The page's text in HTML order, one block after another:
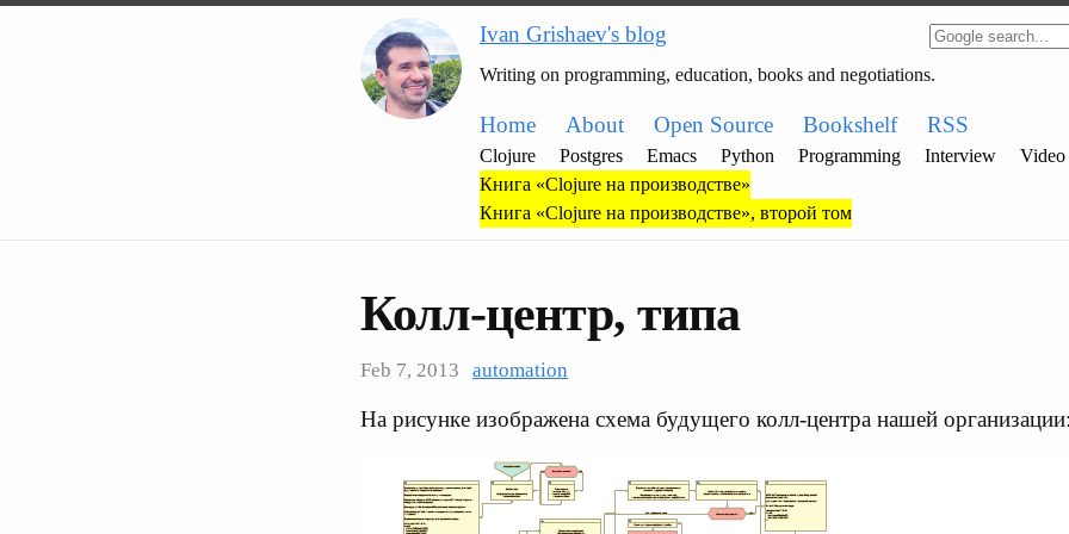
Ivan Grishaev's blog
Writing on programming, education, books and negotiations.
Home About Open Source Bookshelf RSS
Clojure Postgres Emacs Python Programming Interview
Video
Книга «Clojure на производстве»
Книга «Clojure на производстве», второй том
Колл-центр, типа
Feb 7, 2013 automation
На рисунке изображена схема будущего колл-центра нашей